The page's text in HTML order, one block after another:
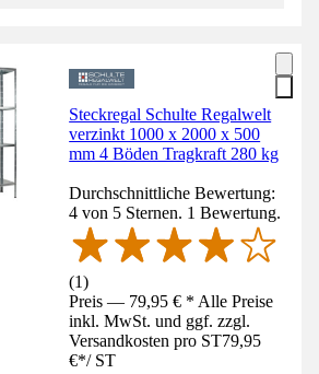
Steckregal Schulte Regalwelt
verzinkt 1000 x 2000 x 500
mm 4 Böden Tragkraft 280 kg
Durchschnittliche Bewertung:
4 von 5 Sternen. 1 Bewertung.
(1)
Preis — 79,95 € * Alle Preise
inkl. MwSt. und ggf. zzgl.
Versandkosten pro ST79,95
€*/ ST